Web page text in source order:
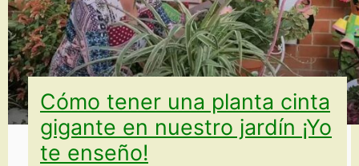
Cómo tener una planta cinta
gigante en nuestro jardín ¡Yo
te enseño!